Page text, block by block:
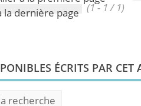
(1 - 1 / 1)
ÉCRITS PAR CET
recherche